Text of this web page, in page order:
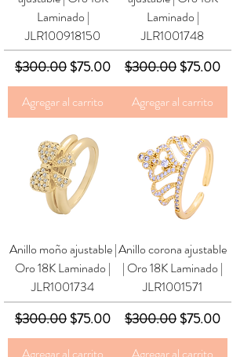
Laminado |
JLR100918150
Precio
$300.00 Precio de oferta
$75.00
Agregar al carrito
Laminado |
JLR1001748
Precio
$300.00 Precio de
$75.00
Agregar al carrito
Anillo moño ajustable |
Oro 18K Laminado |
JLR1001734
Precio
$300.00 Precio de oferta
$75.00
Agregar al carrito
Anillo corona ajustable
| Oro 18K Laminado |
JLR1001571
Precio
$300.00 Precio de
$75.00
Agregar al carrito